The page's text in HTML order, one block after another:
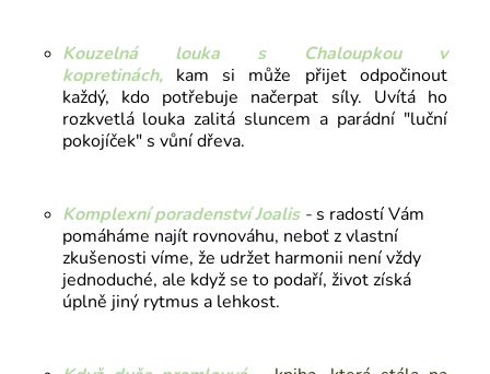
Kouzelná louka s Chaloupkou v
kopretinách, kam si může přijet odpočinout
každý, kdo potřebuje načerpat síly. Uvítá ho
rozkvetlá louka zalitá sluncem a parádní "luční
pokojíček" s vůní dřeva.
Komplexní poradenství Joalis - s radostí Vám
pomáháme najít rovnováhu, neboť z vlastní
zkušenosti víme, že udržet harmonii není vždy
jednoduché, ale když se to podaří, život získá
úplně jiný rytmus a lehkost.